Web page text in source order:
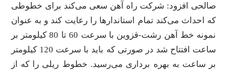
صالحی افزود: شرکت راه آهن سعی می‌کند برای خطوطی
که احداث می‌کند تمام استاندار‌ها را رعایت کند و به عنوان
نمونه خط آهن رشت-قزوین با سرعت 60 تا 80 کیلومتر بر
ساعت افتتاح شد در صورتی که باید با سرعت 120 کیلومتر
بر ساعت به بهره برداری می‌رسید. خطوط ریلی را که از